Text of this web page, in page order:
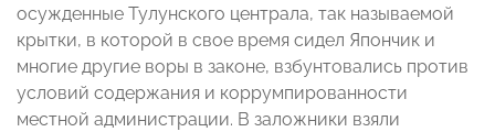
осужденные Тулунского централа, так называемой
крытки, в которой в свое время сидел Япончик и
многие другие воры в законе, взбунтовались против
условий содержания и коррумпированности
местной администрации. В заложники взяли